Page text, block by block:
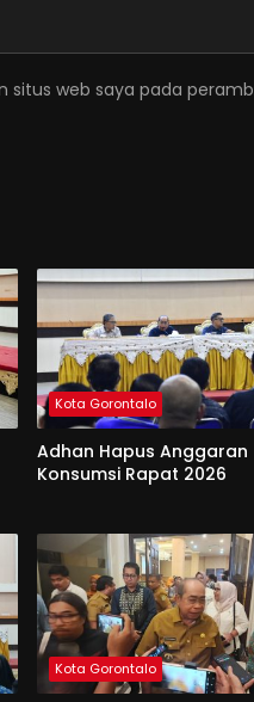
situs web saya pada
Kota Gorontalo
Adhan Hapus Anggaran
Konsumsi Rapat 2026
Kota Gorontalo